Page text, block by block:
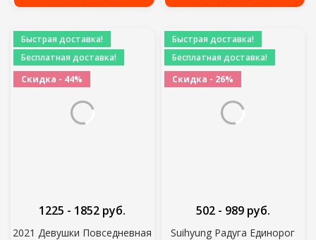
Спортивная обувь
Быстрая доставка!
Бесплатная доставка!
Скидка - 44%
2021 Девушки Повседневная
1225 - 1852 руб.
Быстрая доставка!
Бесплатная доставка!
Скидка - 26%
Suihyung Радуга Единорог
502 - 989 руб.